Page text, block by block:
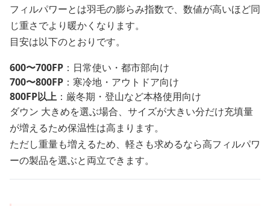
フィルパワーとは羽毛の膨らみ指数で、数値が高いほど同
じ重さでより暖かくなります。
目安は以下のとおりです。
600〜700FP ：日常使い・都市部向け
700〜800FP ：寒冷地・アウトドア向け
800FP以上 ：厳冬期・登山など本格使用向け
ダウン 大きめを選ぶ場合、サイズが大きい分だけ充填量
が増えるため保温性は高まります。
ただし重量も増えるため、軽さも求めるなら高フィルパワ
ーの製品を選ぶと両立できます。